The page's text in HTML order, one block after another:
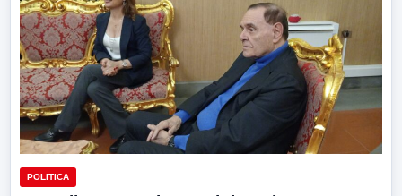
POLITICA